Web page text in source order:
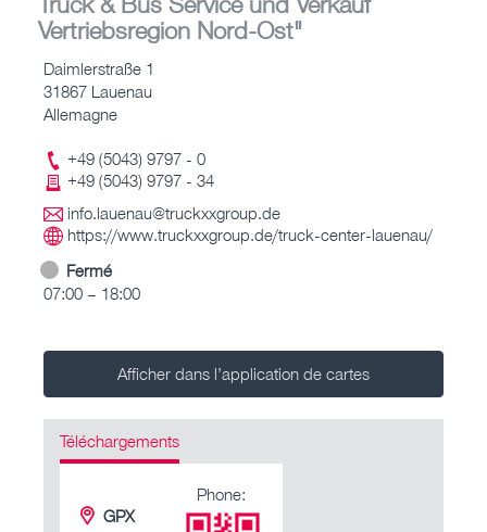
Vertriebsregion Nord-Ost"
Daimlerstraße 1
31867 Lauenau
Allemagne
+49 (5043) 9797 - 0
+49 (5043) 9797 - 34
info.lauenau@truckxxgroup.de
https://www.truckxxgroup.de/truck-center-lauenau/
Fermé
07:00 – 18:00
Afficher dans l’application de cartes
Téléchargements
GPX
Phone: